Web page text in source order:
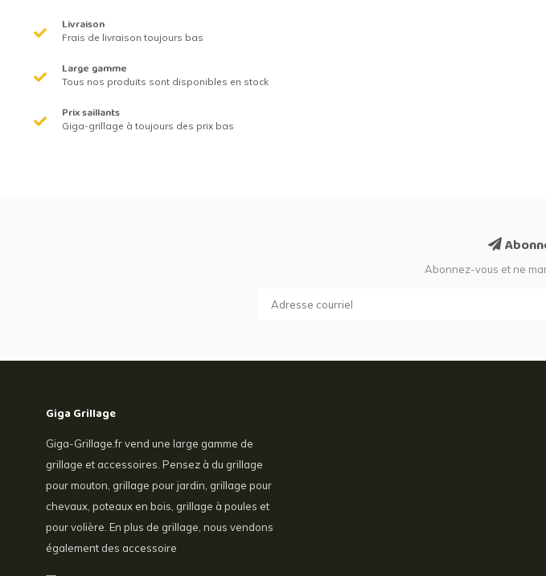
Livraison
Frais de livraison toujours bas
Large gamme
Tous nos produits sont disponibles en stock
Prix saillants
Giga-grillage à toujours des prix bas
Abonnez-vous et ne
Giga Grillage
Giga-Grillage.fr vend une large gamme de
grillage et accessoires. Pensez à du grillage
pour mouton, grillage pour jardin, grillage pour
chevaux, poteaux en bois, grillage à poules et
pour volière. En plus de grillage, nous vendons
également des accessoire